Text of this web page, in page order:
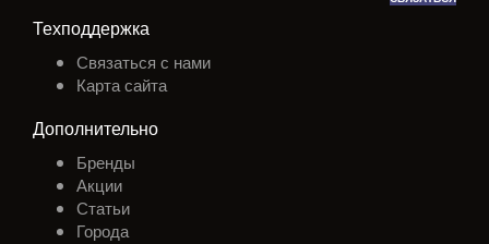
Техподдержка
Связаться с нами
Карта сайта
Дополнительно
Бренды
Акции
Статьи
Города